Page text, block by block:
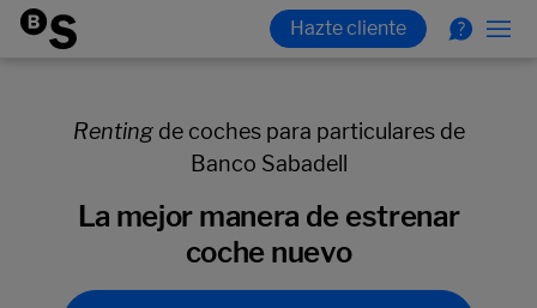
Renting de coches para particulares de
Banco Sabadell
La mejor manera de estrenar
coche nuevo